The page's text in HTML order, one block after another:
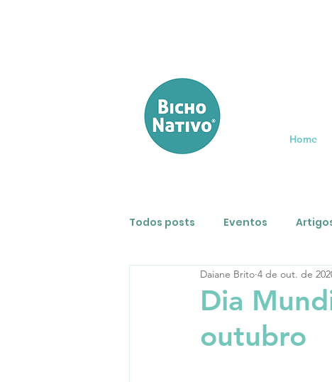
Home
Todos posts Eventos
Entrevistas Que bicho é
Dia
outubro
Daiane Brito 4 de out. de